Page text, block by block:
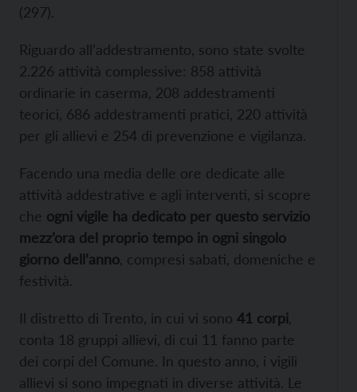
(297).
Riguardo all’addestramento, sono state svolte
2.226 attività complessive: 858 attività
ordinarie in caserma, 208 addestramenti
teorici, 686 addestramenti pratici, 220 attività
per gli allievi e 254 di prevenzione e vigilanza.
Facendo una media delle ore dedicate alle
attività addestrative e agli interventi, si scopre
che ogni vigile ha dedicato per questo servizio
mezz’ora del proprio tempo in ogni singolo
giorno dell’anno , compresi sabati, domeniche e
festività.
Il distretto di Trento, in cui vi sono 41 corpi
conta 18 gruppi allievi, di cui 11 fanno parte
dei corpi del Comune. In questo anno, i vigili
allievi si sono impegnati in diverse attività. Le